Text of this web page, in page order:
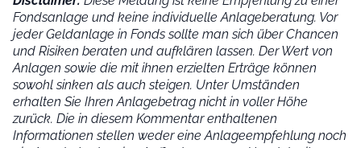
Fondsanlage und keine individuelle Anlageberatung. Vor
jeder Geldanlage in Fonds sollte man sich über Chancen
und Risiken beraten und aufklären lassen. Der Wert von
Anlagen sowie die mit ihnen erzielten Erträge können
sowohl sinken als auch steigen. Unter Umständen
erhalten Sie Ihren Anlagebetrag nicht in voller Höhe
zurück. Die in diesem Kommentar enthaltenen
Informationen stellen weder eine Anlageempfehlung noch